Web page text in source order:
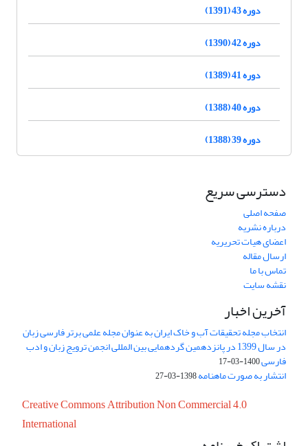
دوره 43 (1391)
دوره 42 (1390)
دوره 41 (1389)
دوره 40 (1388)
دوره 39 (1388)
دسترسی سریع
صفحه اصلی
درباره نشریه
اعضای هیات تحریریه
ارسال مقاله
تماس با ما
نقشه سایت
آخرین اخبار
انتخاب مجله تحقیقات آب و خاک ایران به عنوان مجله علمی برتر فارسی زبان
در سال 1399 در پانزدهمین گردهمایی بین المللی انجمن ترویج زبان و ادب
فارسی1400-03-17
انتشار به صورت ماهنامه1398-03-27
Creative Commons Attribution Non Commercial 4.0
International